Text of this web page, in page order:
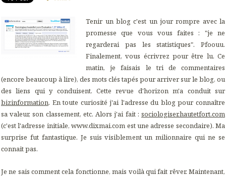
Tenir un blog c'est un jour rompre avec la
promesse que vous vous faites : "je ne
regarderai pas les statistiques". Pfoouu.
Finalement, vous écrivrez pour être lu. Ce
matin, je faisais le tri de commentaires
(encore beaucoup à lire), des mots clés tapés pour arriver sur le blog, ou
des liens qui y conduisent. Cette revue d'horizon m'a conduit sur
bizinformation. En toute curiosité j'ai l'adresse du blog pour connaître
sa valeur, son classement, etc. Alors j'ai fait : sociologiser.hautetfort.com
(c'est l'adresse initiale, www.dixmai.com est une adresse secondaire). Ma
surprise fut fantastique. Je suis visiblement un milionnaire qui ne se
connait pas.
Je ne sais comment cela fonctionne, mais voilà qui fait rêver. Maintenant,